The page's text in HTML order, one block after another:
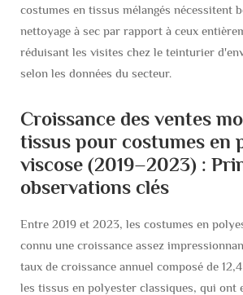
costumes en tissus mélangés nécessitent
nettoyage à sec par rapport à ceux
réduisant les visites chez le teinturier
selon les données du secteur.
Croissance des ventes
tissus pour costumes en
viscose (2019–2023) :
observations clés
Entre 2019 et 2023, les costumes en
connu une croissance assez
taux de croissance annuel composé de
les tissus en polyester classiques, qui ont